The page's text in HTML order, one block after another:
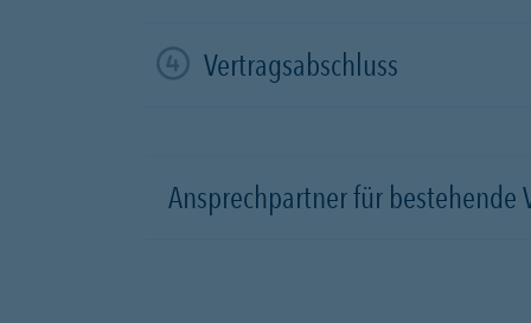
Vertragsabschluss
Ansprechpartner für bestehende